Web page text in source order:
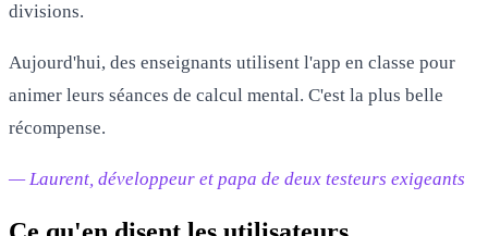
divisions.
Aujourd'hui, des enseignants utilisent l'app en classe pour
animer leurs séances de calcul mental. C'est la plus belle
récompense.
— Laurent, développeur et papa de deux testeurs exigeants